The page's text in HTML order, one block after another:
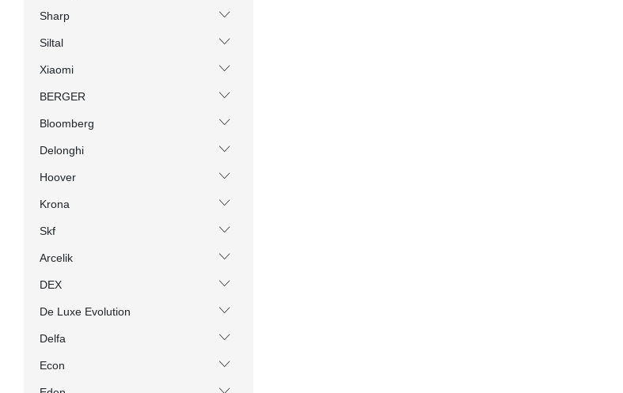
Sharp
Siltal
Xiaomi
BERGER
Bloomberg
Delonghi
Hoover
Krona
Skf
Arcelik
DEX
De Luxe Evolution
Delfa
Econ